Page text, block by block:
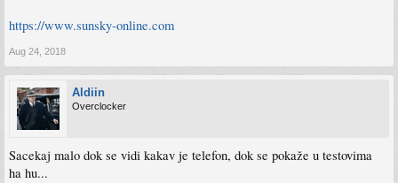
https://www.sunsky-online.com
Aug 24, 2018
Aldiin
Overclocker
Sacekaj malo dok se vidi kakav je telefon, dok se pokaže u testovima
ha hu...